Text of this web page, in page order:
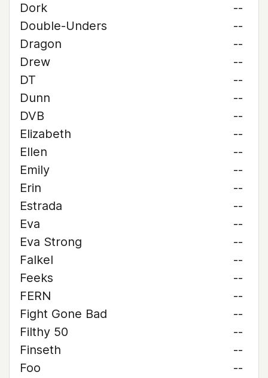
Dork
--
Double-Unders
--
Dragon
--
Drew
--
DT
--
Dunn
--
DVB
--
Elizabeth
--
Ellen
--
Emily
--
Erin
--
Estrada
--
Eva
--
Eva Strong
--
Falkel
--
Feeks
--
FERN
--
Fight Gone Bad
--
Filthy 50
--
Finseth
--
Foo
--